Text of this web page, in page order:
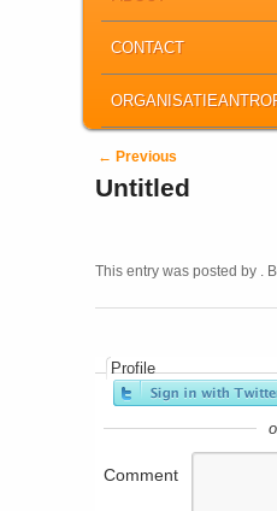
CONTACT
Post navigation
← Previous
Untitled
This entry was posted by .
Profile
Comment